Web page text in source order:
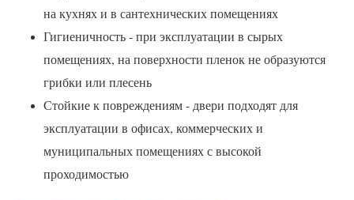
на кухнях и в сантехнических помещениях
Гигиеничность - при эксплуатации в сырых
помещениях, на поверхности пленок не образуются
грибки или плесень
Стойкие к повреждениям - двери подходят для
эксплуатации в офисах, коммерческих и
муниципальных помещениях с высокой
проходимостью